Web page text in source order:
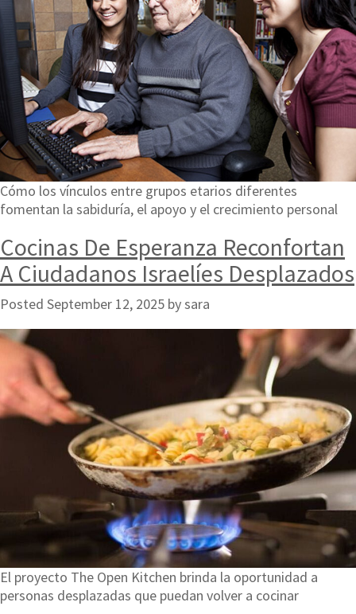
Cómo los vínculos entre grupos etarios diferentes
fomentan la sabiduría, el apoyo y el crecimiento personal
Cocinas De Esperanza Reconfortan
A Ciudadanos Israelíes Desplazados
Posted September 12, 2025 bysara
El proyecto The Open Kitchen brinda la oportunidad a
personas desplazadas que puedan volver a cocinar